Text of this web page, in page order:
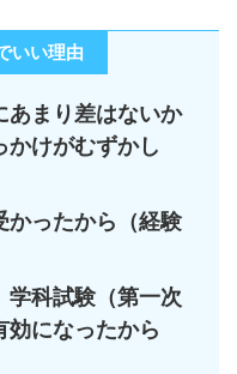
いい理由
あまり差はないか
かけがむずかし
かったから（経験
学科試験（第一次
効になったから